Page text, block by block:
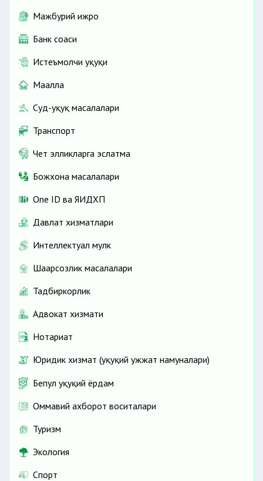
Мажбурий ижро
Банк соҳаси
Истеъмолчи ҳуқуқи
Маҳалла
Суд-ҳуқуқ масалалари
Транспорт
Чет элликларга эслатма
Божхона масалалари
One ID ва ЯИДХП
Давлат хизматлари
Интеллектуал мулк
Шаҳарсозлик масалалари
Тадбиркорлик
Адвокат хизмати
Нотариат
Юридик хизмат (ҳуқуқий ҳужжат намуналари)
Бепул ҳуқуқий ёрдам
Оммавий ахборот воситалари
Туризм
Экология
Спорт